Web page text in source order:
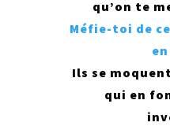
qu’on te
Méfie-toi de
Ils se
qui en